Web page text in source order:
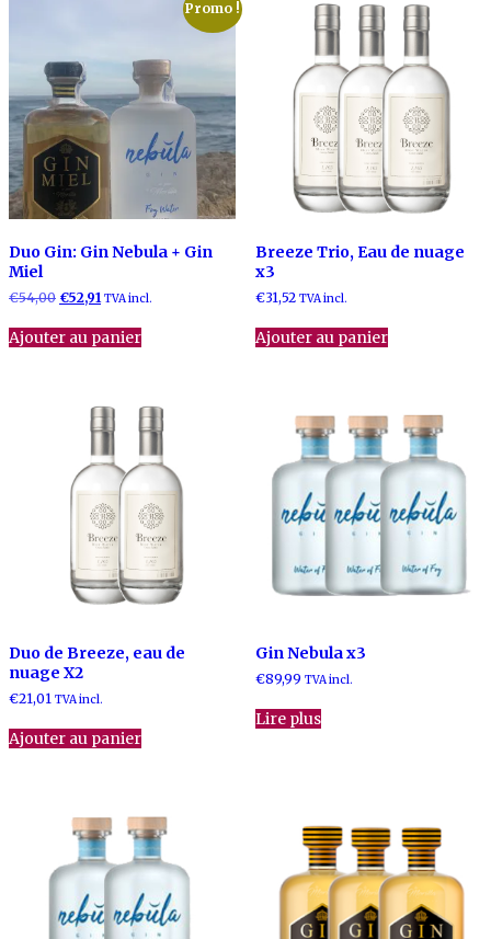
Promo !
Duo Gin: Gin Nebula + Gin
Miel
€54,00 Le
initial
était :
€52,91 Le
actuel
est :
TVA incl.
Ajouter au panier
Breeze Trio, Eau de nuage
x3
€31,52 TVA incl.
Ajouter au panier
Duo de Breeze, eau de
nuage X2
€21,01 TVA incl.
Ajouter au panier
Gin Nebula x3
€89,99 TVA incl.
Lire plus